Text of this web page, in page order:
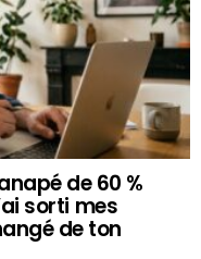
de 60 %
sorti mes
de ton